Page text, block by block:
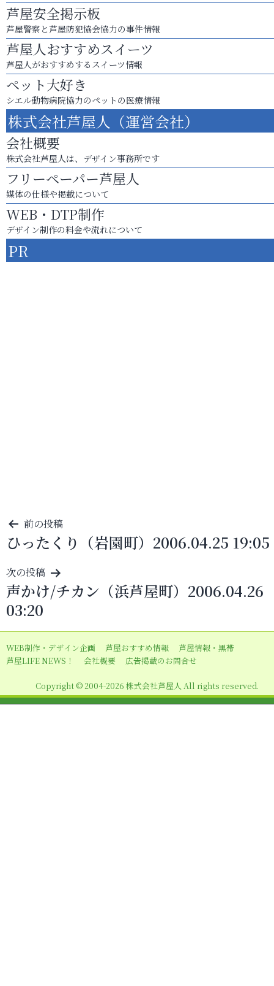
芦屋安全掲示板
芦屋警察と芦屋防犯協会協力の事件情報
芦屋人おすすめスイーツ
芦屋人がおすすめするスイーツ情報
ペット大好き
シエル動物病院協力のペットの医療情報
株式会社芦屋人（運営会社）
会社概要
株式会社芦屋人は、デザイン事務所です
フリーペーパー芦屋人
媒体の仕様や掲載について
WEB・DTP制作
デザイン制作の料金や流れについて
PR
投
稿
ナ
ビ
ゲ
ー
シ
ョ
前の投稿
ひったくり（岩園町）2006.04.25 19:05
次の投稿
声かけ/チカン（浜芦屋町）2006.04.26
03:20
WEB制作・デザイン企画 芦屋おすすめ情報
芦屋情報・黒帯
芦屋LIFE NEWS！
会社概要 広告掲載のお問合せ
Copyright © 2004-2026 株式会社芦屋人 All rights reserved.